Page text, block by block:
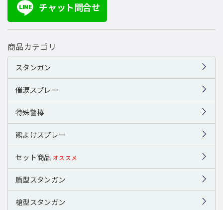
LINE チャット問合せ
商品カテゴリ
スタンガン
催涙スプレー
特殊警棒
熊よけスプレー
セット商品 オススメ
盾型スタンガン
槍型スタンガン